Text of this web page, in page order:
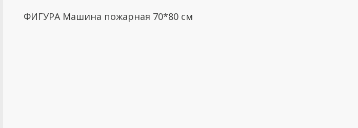
ФИГУРА Машина пожарная 70*80 см